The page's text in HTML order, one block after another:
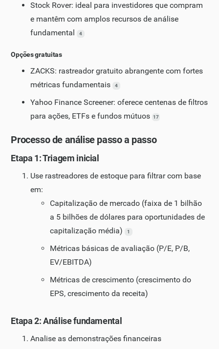
Stock Rover: ideal para investidores que compram
e mantêm com amplos recursos de análise
fundamental
4
Opções gratuitas
ZACKS: rastreador gratuito abrangente com fortes
métricas fundamentais
4
Yahoo Finance Screener: oferece centenas de filtros
para ações, ETFs e fundos mútuos 17
Processo de análise passo a passo
Etapa 1: Triagem inicial
Use rastreadores de estoque para filtrar com base
em:
Capitalização de mercado (faixa de 1 bilhão
a 5 bilhões de dólares para oportunidades de
capitalização média)
1
Métricas básicas de avaliação (P/E, P/B,
EV/EBITDA)
Métricas de crescimento (crescimento do
EPS, crescimento da receita)
Etapa 2: Análise fundamental
Analise as demonstrações financeiras